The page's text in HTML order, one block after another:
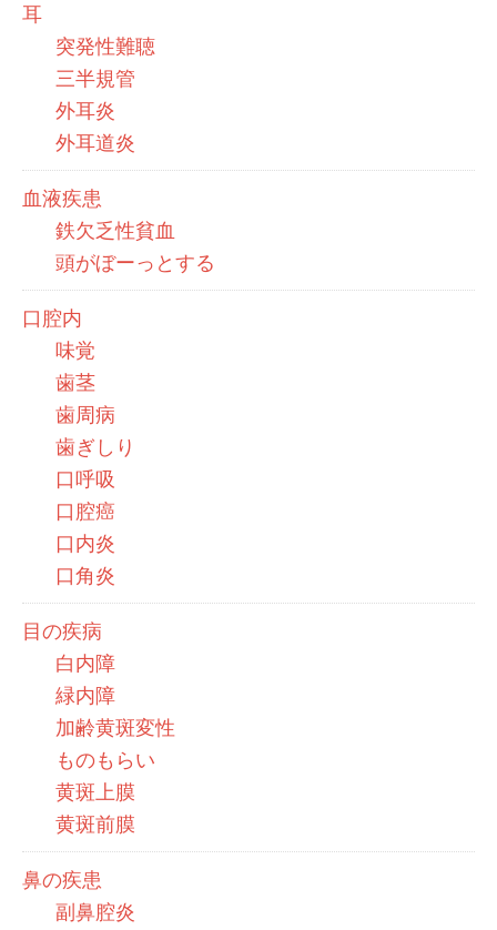
耳
突発性難聴
三半規管
外耳炎
外耳道炎
血液疾患
鉄欠乏性貧血
頭がぼーっとする
口腔内
味覚
歯茎
歯周病
歯ぎしり
口呼吸
口腔癌
口内炎
口角炎
目の疾病
白内障
緑内障
加齢黄斑変性
ものもらい
黄斑上膜
黄斑前膜
鼻の疾患
副鼻腔炎